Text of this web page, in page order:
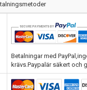
Betalningar med
krävs.Paypalär säkert och